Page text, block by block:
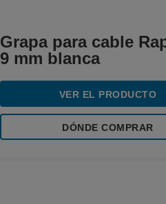
Grapa para cable
9 mm blanca
VER EL PRODUCTO
DÓNDE COMPRAR